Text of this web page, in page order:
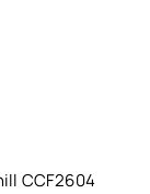
CCF2604